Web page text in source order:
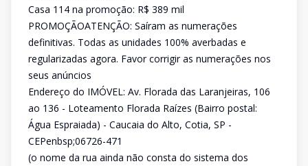
Casa 114 na promoção: R$ 389 mil
PROMOÇÃOATENÇÃO: Saíram as numerações
definitivas. Todas as unidades 100% averbadas e
regularizadas agora. Favor corrigir as numerações nos
seus anúncios
Endereço do IMÓVEL: Av. Florada das Laranjeiras, 106
ao 136 - Loteamento Florada Raízes (Bairro postal:
Água Espraiada) - Caucaia do Alto, Cotia, SP -
CEPenbsp;06726-471
(o nome da rua ainda não consta do sistema dos